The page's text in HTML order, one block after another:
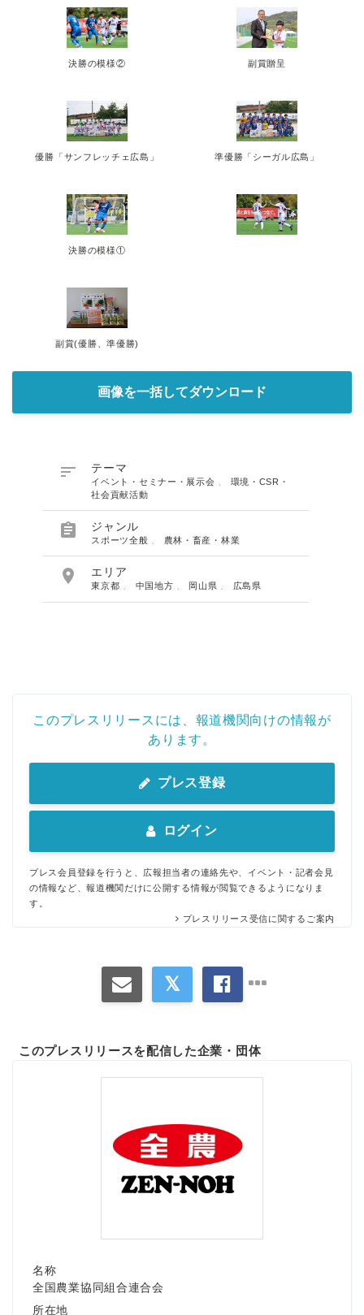
決勝の模様② 副賞贈呈
優勝「サンフレッチェ広島」 準優勝「シーガル広島」
決勝の模様①
副賞(優勝、準優勝)
画像を一括してダウンロード
 テーマ
イベント・セミナー・展示会
環境・CSR・
社会貢献活動
 ジャンル
スポーツ全般 農林・畜産・林業
 エリア
東京都 中国地方 岡山県 広島県
このプレスリリースには、報道機関向けの情報が
あります。
プレス登録
ログイン
プレス会員登録を行うと、広報担当者の連絡先や、イベント・記者会見
の情報など、報道機関だけに公開する情報が閲覧できるようになりま
す。
プレスリリース受信に関するご案内
このプレスリリースを配信した企業・団体
名称
全国農業協同組合連合会
所在地
English